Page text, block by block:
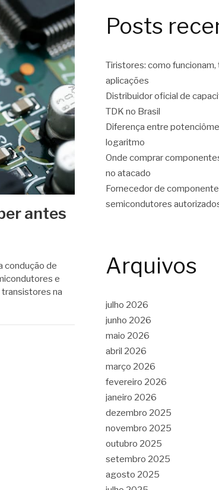
antes
condução de
e
na
Posts
Tiristores: como funcionam,
aplicações
Distribuidor oficial de
TDK no Brasil
Diferença entre
logaritmo
Onde comprar
no atacado
Fornecedor de
semicondutores
Arquivos
julho 2026
junho 2026
maio 2026
abril 2026
março 2026
fevereiro 2026
janeiro 2026
dezembro 2025
novembro 2025
outubro 2025
setembro 2025
agosto 2025